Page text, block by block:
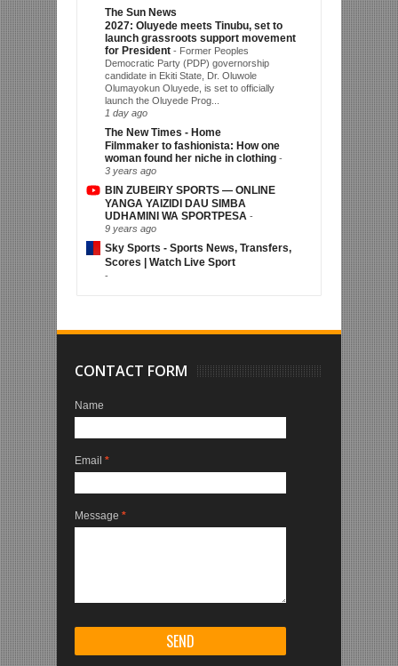
The Sun News
2027: Oluyede meets Tinubu, set to
launch grassroots support movement
for President - Former Peoples
Democratic Party (PDP) governorship
candidate in Ekiti State, Dr. Oluwole
Olumayokun Oluyede, is set to officially
launch the Oluyede Prog...
1 day ago
The New Times - Home
Filmmaker to fashionista: How one
woman found her niche in clothing -
3 years ago
BIN ZUBEIRY SPORTS — ONLINE
YANGA YAIZIDI DAU SIMBA
UDHAMINI WA SPORTPESA -
9 years ago
Sky Sports - Sports News, Transfers,
Scores | Watch Live Sport
-
CONTACT FORM
Name
Email *
Message *